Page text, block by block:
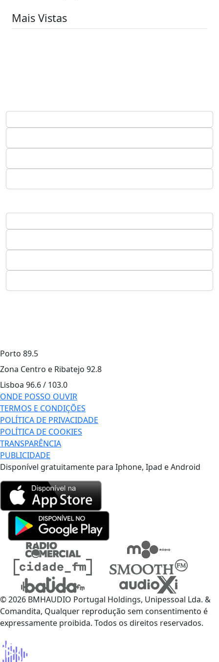
Mais Vistas
Porto 89.5
Zona Centro e Ribatejo 92.8
Lisboa 96.6 / 103.0
ONDE POSSO OUVIR
TERMOS E CONDIÇÕES
POLÍTICA DE PRIVACIDADE
POLÍTICA DE COOKIES
TRANSPARÊNCIA
PUBLICIDADE
Disponível gratuitamente para Iphone, Ipad e Android
© 2026 BMHAUDIO Portugal Holdings, Unipessoal Lda. &
Comandita, Qualquer reprodução sem consentimento é
expressamente proibida. Todos os direitos reservados.